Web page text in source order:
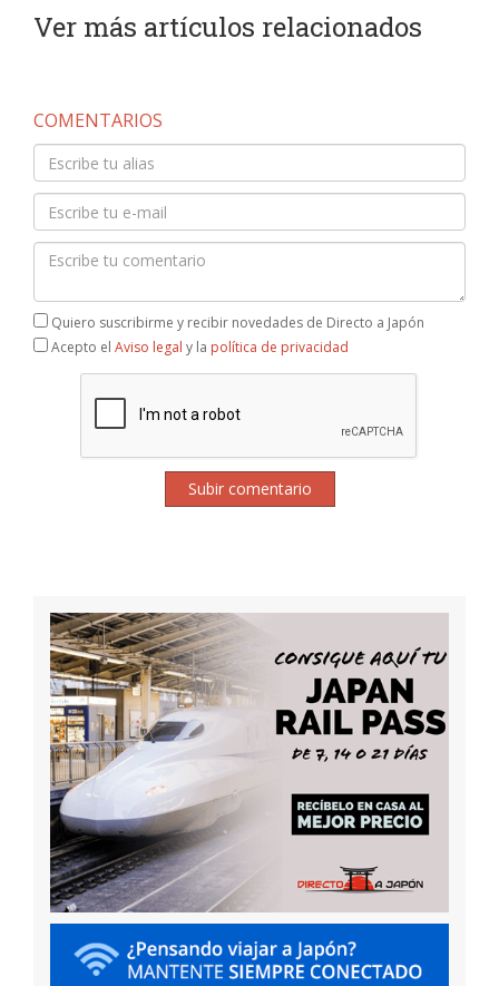
Ver más artículos relacionados
COMENTARIOS
Quiero suscribirme y recibir novedades de Directo a Japón
Acepto el Aviso legal y la política de privacidad
Subir comentario